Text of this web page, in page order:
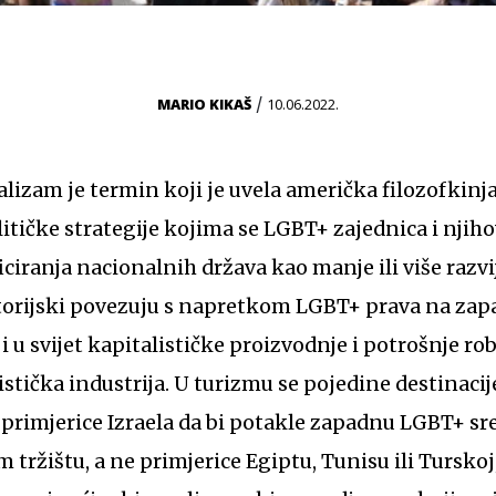
MARIO KIKAŠ / 10.06.2022.
je termin koji je uvela američka filozofkinja
strategije kojima se LGBT+ zajednica i
nacionalnih država kao manje ili više
povezuju s napretkom LGBT+ prava na
svijet kapitalističke proizvodnje i potrošnje
industrija. U turizmu se pojedine
Izraela da bi potakle zapadnu LGBT+
tržištu, a ne primjerice Egiptu, Tunisu ili